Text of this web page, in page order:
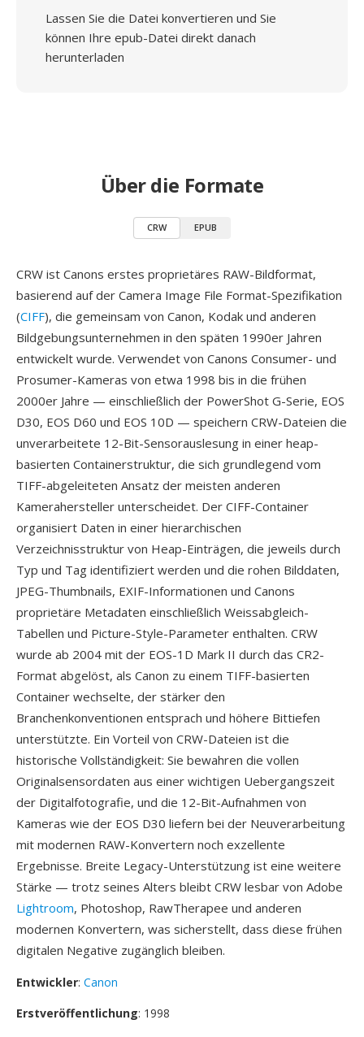
Lassen Sie die Datei konvertieren und Sie
können Ihre epub-Datei direkt danach
herunterladen
Über die Formate
CRW EPUB
CRW ist Canons erstes proprietäres RAW-Bildformat,
basierend auf der Camera Image File Format-Spezifikation
(CIFF), die gemeinsam von Canon, Kodak und anderen
Bildgebungsunternehmen in den späten 1990er Jahren
entwickelt wurde. Verwendet von Canons Consumer- und
Prosumer-Kameras von etwa 1998 bis in die frühen
2000er Jahre — einschließlich der PowerShot G-Serie, EOS
D30, EOS D60 und EOS 10D — speichern CRW-Dateien die
unverarbeitete 12-Bit-Sensorauslesung in einer heap-
basierten Containerstruktur, die sich grundlegend vom
TIFF-abgeleiteten Ansatz der meisten anderen
Kamerahersteller unterscheidet. Der CIFF-Container
organisiert Daten in einer hierarchischen
Verzeichnisstruktur von Heap-Einträgen, die jeweils durch
Typ und Tag identifiziert werden und die rohen Bilddaten,
JPEG-Thumbnails, EXIF-Informationen und Canons
proprietäre Metadaten einschließlich Weissabgleich-
Tabellen und Picture-Style-Parameter enthalten. CRW
wurde ab 2004 mit der EOS-1D Mark II durch das CR2-
Format abgelöst, als Canon zu einem TIFF-basierten
Container wechselte, der stärker den
Branchenkonventionen entsprach und höhere Bittiefen
unterstützte. Ein Vorteil von CRW-Dateien ist die
historische Vollständigkeit: Sie bewahren die vollen
Originalsensordaten aus einer wichtigen Uebergangszeit
der Digitalfotografie, und die 12-Bit-Aufnahmen von
Kameras wie der EOS D30 liefern bei der Neuverarbeitung
mit modernen RAW-Konvertern noch exzellente
Ergebnisse. Breite Legacy-Unterstützung ist eine weitere
Stärke — trotz seines Alters bleibt CRW lesbar von Adobe
Lightroom, Photoshop, RawTherapee und anderen
modernen Konvertern, was sicherstellt, dass diese frühen
digitalen Negative zugänglich bleiben.
Entwickler: Canon
Erstveröffentlichung: 1998